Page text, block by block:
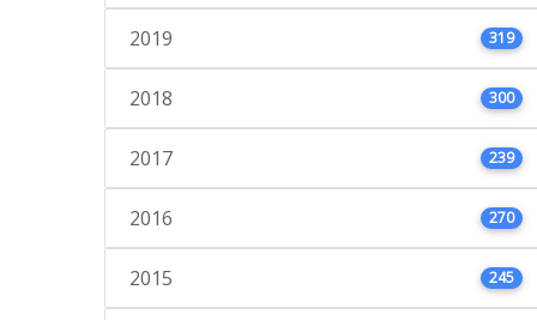
2019 319
2018 300
2017 239
2016 270
2015 245